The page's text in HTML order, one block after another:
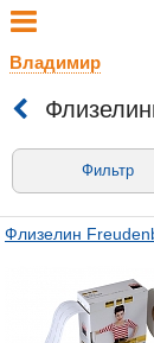
Владимир
Фильтр
Флизелин